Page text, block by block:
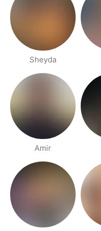
Sheyda
Amir